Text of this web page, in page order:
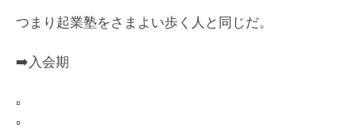
つまり起業塾をさまよい歩く人と同じだ。
➡️入会期
▫️
▫️